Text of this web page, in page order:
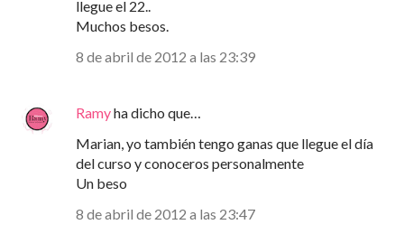
llegue el 22..
Muchos besos.
8 de abril de 2012 a las 23:39
Ramyha dicho que…
Marian, yo también tengo ganas que llegue el día
del curso y conoceros personalmente
Un beso
8 de abril de 2012 a las 23:47